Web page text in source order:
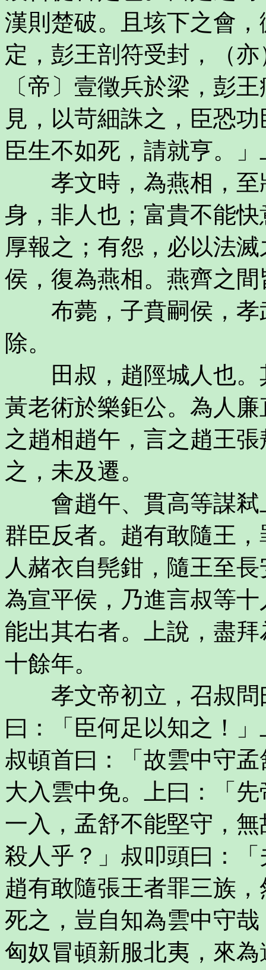
漢則楚破。且垓下之會
定，彭王剖符受封，（
〔帝〕壹徵兵於梁，彭
見，以苛細誅之，臣恐
臣生不如死，請就亨。
孝文時，為燕相，至
身，非人也；富貴不能
厚報之；有怨，必以法
侯，復為燕相。燕齊之
布薨，子賁嗣侯，孝
除。
田叔，趙陘城人也。
黃老術於樂鉅公。為人
之趙相趙午，言之趙王
之，未及遷。
會趙午、貫高等謀弒
群臣反者。趙有敢隨王
人赭衣自髡鉗，隨王至
為宣平侯，乃進言叔等
能出其右者。上說，盡
十餘年。
孝文帝初立，召叔問
曰：「臣何足以知之！
叔頓首曰：「故雲中守
大入雲中免。上曰：「
一入，孟舒不能堅守，
殺人乎？」叔叩頭曰：
趙有敢隨張王者罪三族
死之，豈自知為雲中守
匈奴冒頓新服北夷，來